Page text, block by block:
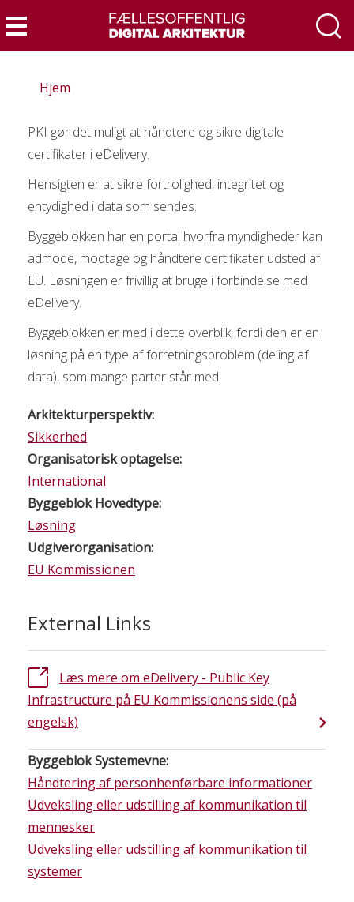
til
hovedindhold
Menu
Hjem
PKI gør det muligt at håndtere og sikre digitale
certifikater i eDelivery.
Hensigten er at sikre fortrolighed, integritet og
entydighed i data som sendes.
Byggeblokken har en portal hvorfra myndigheder kan
admode, modtage og håndtere certifikater udsted af
EU. Løsningen er frivillig at bruge i forbindelse med
eDelivery.
Byggeblokken er med i dette overblik, fordi den er en
løsning på en type af forretningsproblem (deling af
data), som mange parter står med.
Arkitekturperspektiv:
Sikkerhed
Organisatorisk optagelse:
International
Byggeblok Hovedtype:
Løsning
Udgiverorganisation:
EU Kommissionen
External Links
Læs mere om eDelivery - Public Key
Infrastructure på EU Kommissionens side (på
engelsk)
Byggeblok Systemevne:
Håndtering af personhenførbare informationer
Udveksling eller udstilling af kommunikation til
mennesker
Udveksling eller udstilling af kommunikation til
systemer